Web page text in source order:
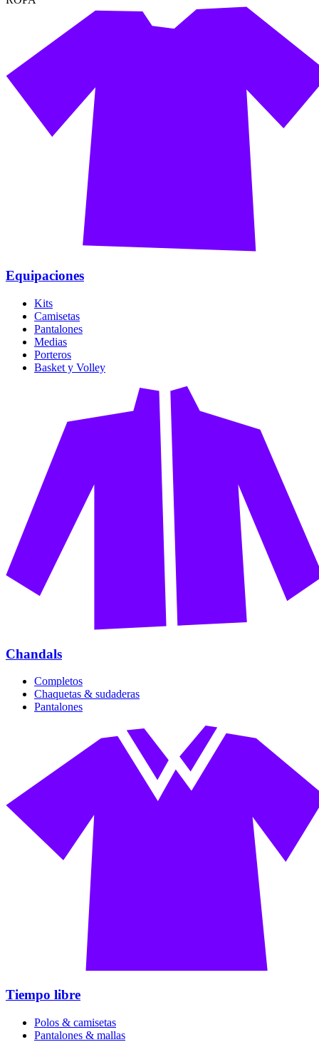
Equipaciones
Kits
Camisetas
Pantalones
Medias
Porteros
Basket y Volley
Chandals
Completos
Chaquetas & sudaderas
Pantalones
Tiempo libre
Polos & camisetas
Pantalones & mallas